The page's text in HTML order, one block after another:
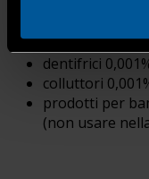
tutti i prodotti
eccezioni) 0,3%;
dentifrici
colluttori
prodotti per
(non usare